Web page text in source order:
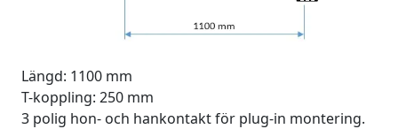
Längd: 1100 mm
T-koppling: 250 mm
3 polig hon- och hankontakt för plug-in montering.